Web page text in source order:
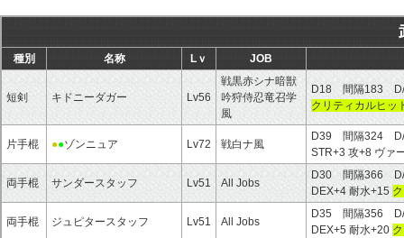
種別 名称 Lｖ JOB
短剣 キドニーダガー Lv56
戦黒赤シナ暗獣
吟狩侍忍竜召学
風
D18 間隔183
クリティカルヒッ
片手棍 ●●ゾンニュア Lv72 戦白ナ風
D39 間隔324
STR+3 攻+8 ヴァ
両手棍 サンダースタッフ Lv51 All Jobs
D30 間隔366
DEX+4 耐水+15
両手棍 ジュピタースタッフ Lv51 All Jobs
D35 間隔356
DEX+5 耐水+20